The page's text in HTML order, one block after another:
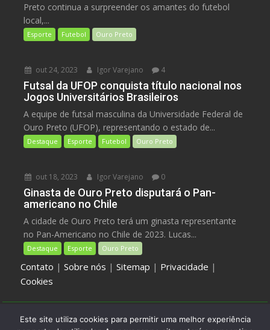
Preto continua a surpreender os amantes do futebol
local,...
Esporte Futebol Ouro Preto
out 24, 2023 Igor Varejano 4
Futsal da UFOP conquista título nacional nos
Jogos Universitários Brasileiros
A equipe de futsal masculina da Universidade Federal de
Ouro Preto (UFOP), representando o estado de...
Destaque Esporte Futebol Ouro Preto
out 18, 2023 Igor Varejano 0
Ginasta de Ouro Preto disputará o Pan-
americano no Chile
A cidade de Ouro Preto terá um ginasta representante
no Pan-Americano no Chile de 2023. Lucas...
Destaque Esporte Ouro Preto
Contato |Sobre nós |Sitemap | Privacidade |
Cookies
Jornal Galilé - Ouro Preto - Minas Gerais - Brasil
Este site utiliza cookies para permitir uma melhor experiência